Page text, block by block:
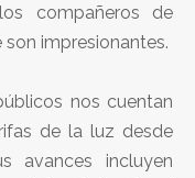
compañeros de
son impresionantes.
nos cuentan
de la luz desde
avances incluyen